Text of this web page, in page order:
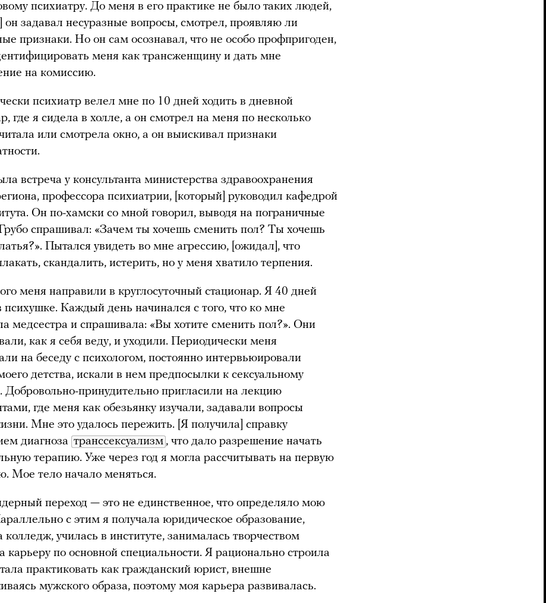
психиатру. До меня в его практике не было таких людей,
он задавал несуразные вопросы, смотрел, проявляю ли
признаки. Но он сам осознавал, что не особо профпригоден,
меня как трансженщину и дать мне
на комиссию.
психиатр велел мне по 10 дней ходить в дневной
где я сидела в холле, а он смотрел на меня по несколько
или смотрела окно, а он выискивал признаки
встреча у консультанта министерства здравоохранения
профессора психиатрии, [который] руководил кафедрой
Он по-хамски со мной говорил, выводя на пограничные
спрашивал: «Зачем ты хочешь сменить пол? Ты хочешь
Пытался увидеть во мне агрессию, [ожидал], что
скандалить, истерить, но у меня хватило терпения.
меня направили в круглосуточный стационар. Я 40 дней
психушке. Каждый день начинался с того, что ко мне
медсестра и спрашивала: «Вы хотите сменить пол?». Они
как я себя веду, и уходили. Периодически меня
на беседу с психологом, постоянно интервьюировали
детства, искали в нем предпосылки к сексуальному
Добровольно-принудительно пригласили на лекцию
где меня как обезьянку изучали, задавали вопросы
Мне это удалось пережить. [Я получила] справку
диагноза транссексуализм , что дало разрешение начать
терапию. Уже через год я могла рассчитывать на первую
Мое тело начало меняться.
переход — это не единственное, что определяло мою
с этим я получала юридическое образование,
колледж, училась в институте, занималась творчеством
карьеру по основной специальности. Я рационально строила
практиковать как гражданский юрист, внешне
мужского образа, поэтому моя карьера развивалась.